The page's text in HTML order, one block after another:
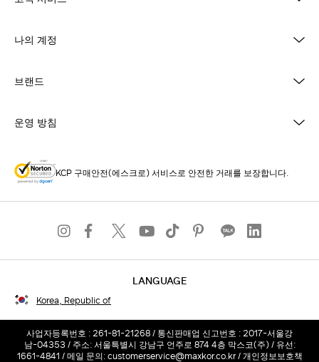
나의 계정
브랜드
운영 방침
KCP 구매안전(에스크로) 서비스로 안전한 거래를 보장합니다.
LANGUAGE
Korea, Republic of
사업자등록번호 : 261-81-21268 / 통신판매업 신고번호 : 2017-서울강
남-04353 / 주소: 서울특별시 강남구 언주로 874 4층 막스코(주) / 유선:
1661-4841 / 메일 문의: customerservice@maxkor.co.kr / 개인정보보호책